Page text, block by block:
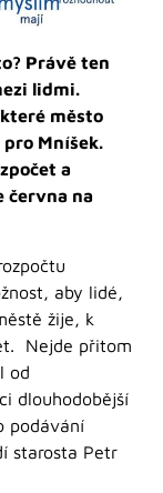
Právě ten
lidmi.
město
Mníšek.
a
června na
aby lidé,
žije, k
Nejde přitom
od
dlouhodobější
podávání
starosta Petr